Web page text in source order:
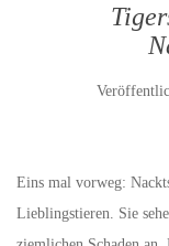
Eins mal vorweg:
Lieblingstieren. Sie